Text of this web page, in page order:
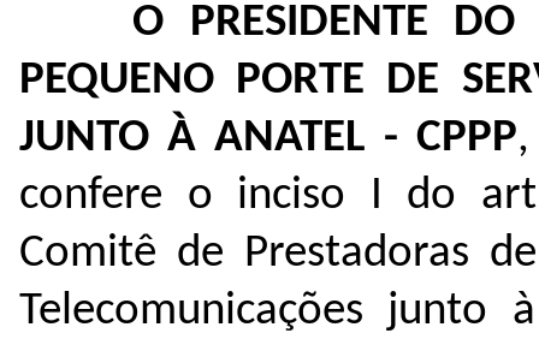
O PRESIDENTE DO
PEQUENO PORTE DE
JUNTO À ANATEL - CPPP
confere o inciso I do
Comitê de Prestadoras
Telecomunicações junto